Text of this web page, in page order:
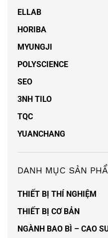
ELLAB
HORIBA
MYUNGJI
POLYSCIENCE
SEO
3NH TILO
TQC
YUANCHANG
DANH MỤC SẢN
THIẾT BỊ THÍ NGHIỆM
THIẾT BỊ CƠ BẢN
NGÀNH BAO BÌ – CAO